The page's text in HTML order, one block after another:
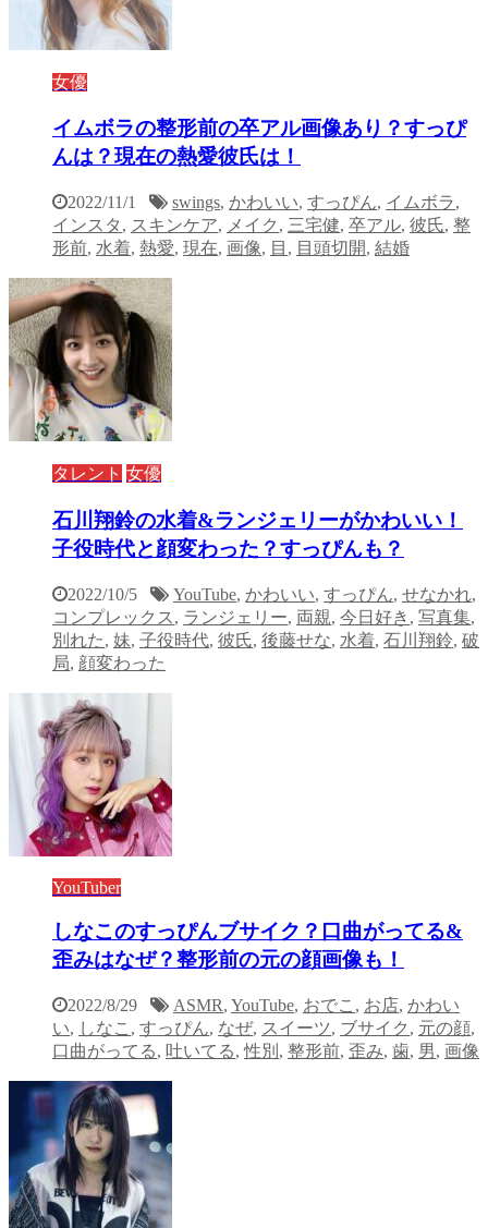
女優
イムボラの整形前の卒アル画像あり？すっぴ
んは？現在の熱愛彼氏は！
2022/11/1 swings, かわいい, すっぴん, イムボラ,
インスタ , スキンケア, メイク , 三宅健, 卒アル, 彼氏, 整
形前, 水着, 熱愛, 現在, 画像, 目 , 目頭切開, 結婚
タレント 女優
石川翔鈴の水着&ランジェリーがかわいい！
子役時代と顔変わった？すっぴんも？
2022/10/5 YouTube, かわいい, すっぴん, せなかれ,
コンプレックス , ランジェリー, 両親, 今日好き , 写真集,
別れた, 妹, 子役時代, 彼氏, 後藤せな, 水着, 石川翔鈴, 破
局, 顔変わった
YouTuber
しなこのすっぴんブサイク？口曲がってる&
歪みはなぜ？整形前の元の顔画像も！
2022/8/29 ASMR, YouTube, おでこ , お店, かわい
い, しなこ , すっぴん, なぜ, スイーツ, ブサイク , 元の顔,
口曲がってる, 吐いてる,性別 , 整形前, 歪み, 歯, 男, 画像